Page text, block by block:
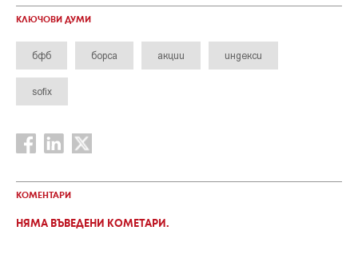
КЛЮЧОВИ ДУМИ
бфб борса акции индекси
sofix
КОМЕНТАРИ
НЯМА ВЪВЕДЕНИ КОМЕТАРИ.